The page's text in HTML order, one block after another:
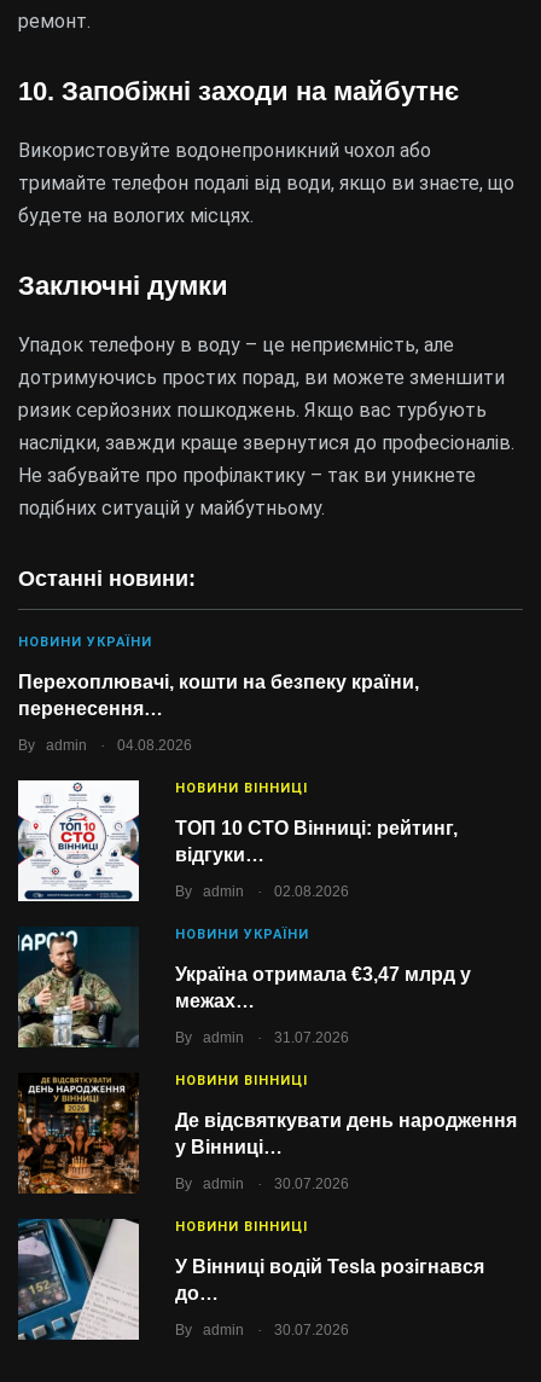
Останні новини:
НОВИНИ УКРАЇНИ
Перехоплювачі, кошти на безпеку країни,
перенесення…
By admin . 04.08.2026
НОВИНИ ВІННИЦІ
ТОП 10 СТО Вінниці: рейтинг,
відгуки…
By admin . 02.08.2026
НОВИНИ УКРАЇНИ
Україна отримала €3,47 млрд у
межах…
By admin . 31.07.2026
НОВИНИ ВІННИЦІ
Де відсвяткувати день народження
у Вінниці…
By admin . 30.07.2026
НОВИНИ ВІННИЦІ
У Вінниці водій Tesla розігнався
до…
By admin . 30.07.2026
ремонт.
10. Запобіжні заходи на майбутнє
Використовуйте водонепроникний чохол або
тримайте телефон подалі від води, якщо ви знаєте, що
будете на вологих місцях.
Заключні думки
Упадок телефону в воду – це неприємність, але
дотримуючись простих порад, ви можете зменшити
ризик серйозних пошкоджень. Якщо вас турбують
наслідки, завжди краще звернутися до професіоналів.
Не забувайте про профілактику – так ви уникнете
подібних ситуацій у майбутньому.